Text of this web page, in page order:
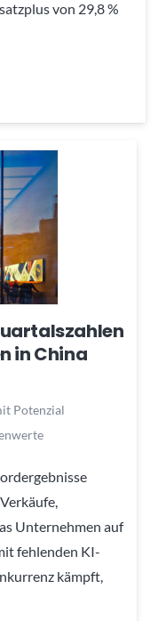
von 29,8 %
in China
Potenzial
Unternehmen auf
fehlenden KI-
kämpft,